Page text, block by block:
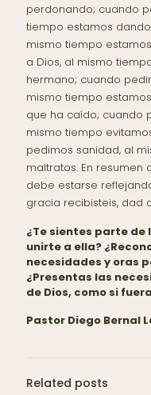
perdonando; cuando
tiempo estamos
mismo tiempo
a Dios, al mismo
hermano; cuando
mismo tiempo
que ha caído; cuando
mismo tiempo
pedimos sanidad, al
maltratos. En
debe estarse
gracia recibisteis, dad
¿Te sientes parte de
unirte a ella?
necesidades y oras
¿Presentas las
de Dios, como si
Pastor Diego Bernal
Related posts